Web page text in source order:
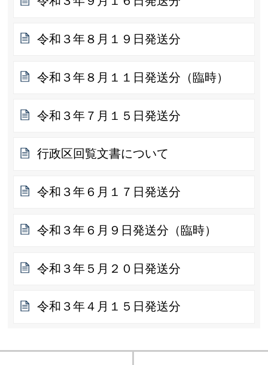
令和３年８月１９日発送分
令和３年８月１１日発送分（臨時）
令和３年７月１５日発送分
行政区回覧文書について
令和３年６月１７日発送分
令和３年６月９日発送分（臨時）
令和３年５月２０日発送分
令和３年４月１５日発送分